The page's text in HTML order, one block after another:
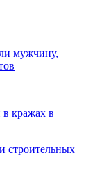
мужчину,
кражах в
строительных